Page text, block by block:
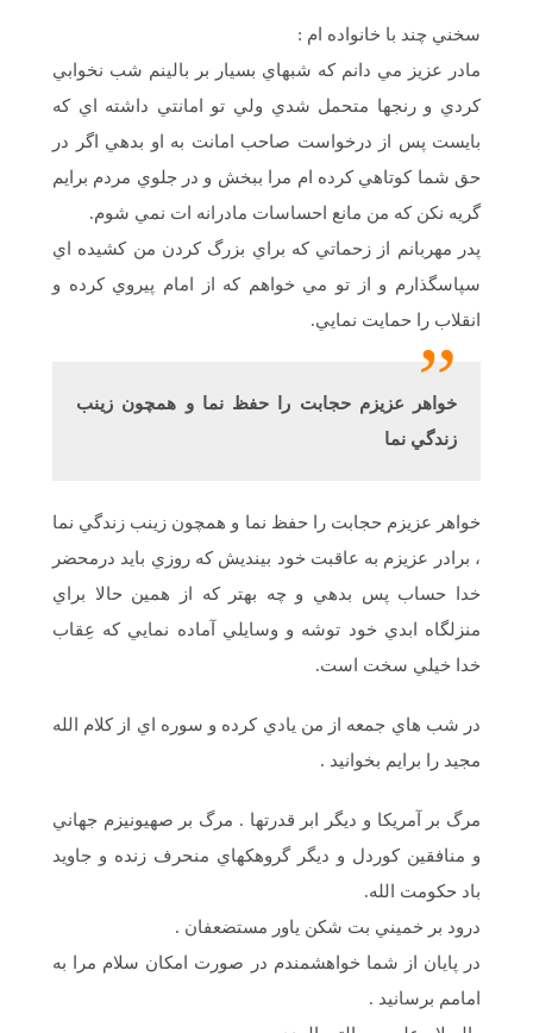
سخني چند با خانواده ام :
مادر عزيز مي دانم كه شبهاي بسيار بر بالينم شب نخوابي
كردي و رنجها متحمل شدي ولي تو امانتي داشته اي كه
بايست پس از درخواست صاحب امانت به او بدهي اگر در
حق شما كوتاهي كرده ام مرا ببخش و در جلوي مردم برايم
گريه نكن كه من مانع احساسات مادرانه ات نمي شوم.
پدر مهربانم از زحماتي كه براي بزرگ كردن من كشيده اي
سپاسگذارم و از تو مي خواهم كه از امام پيروي كرده و
انقلاب را حمايت نمايي.
خواهر عزيزم حجابت را حفظ نما و همچون زينب
زندگي نما
خواهر عزيزم حجابت را حفظ نما و همچون زينب زندگي نما
، برادر عزيزم به عاقبت خود بينديش كه روزي بايد درمحضر
خدا حساب پس بدهي و چه بهتر كه از همين حالا براي
منزلگاه ابدي خود توشه و وسايلي آماده نمايي كه عِقاب
خدا خيلي سخت است.
در شب هاي جمعه از من يادي كرده و سوره اي از كلام الله
مجيد را برايم بخوانيد .
مرگ بر آمريكا و ديگر ابر قدرتها . مرگ بر صهيونيزم جهاني
و منافقين كوردل و ديگر گروهكهاي منحرف زنده و جاويد
باد حكومت الله.
درود بر خميني بت شكن ياور مستضعفان .
در پايان از شما خواهشمندم در صورت امكان سلام مرا به
امامم برسانيد .